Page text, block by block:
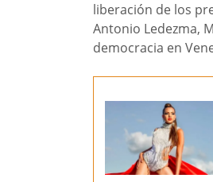
liberación de los
Antonio Ledezma,
democracia en